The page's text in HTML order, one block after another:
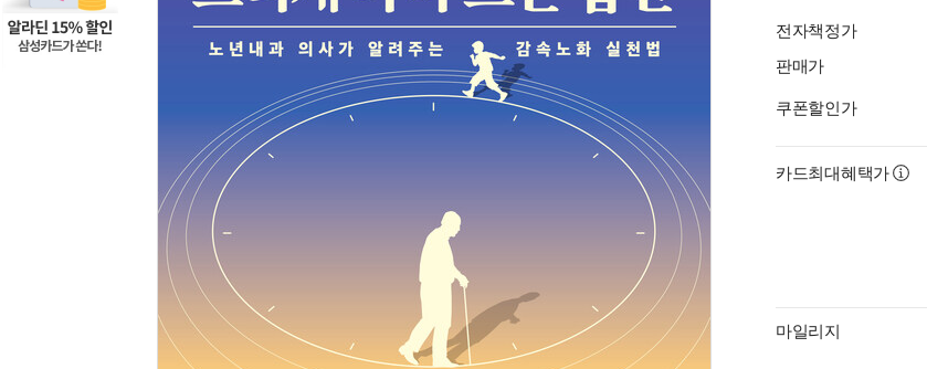
전자책정가
판매가
쿠폰할인가
카드최대혜택가
마일리지